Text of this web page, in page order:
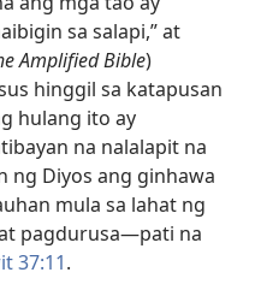
sa salapi,” at
Amplified Bible)
hinggil sa katapusan
hulang ito ay
na nalalapit na
ng Diyos ang ginhawa
mula sa lahat ng
pagdurusa​—pati na
37:11.